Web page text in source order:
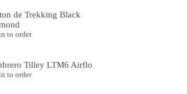
de Trekking Black
to order
Tilley LTM6 Airflo
to order